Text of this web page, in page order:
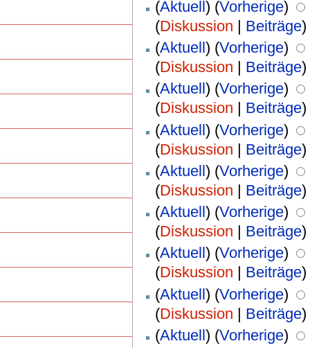
(Aktuell) (Vorherige)
(Diskussion | Beiträge)
(Aktuell) (Vorherige)
(Diskussion | Beiträge)
(Aktuell) (Vorherige)
(Diskussion Beiträge)
(Aktuell) (Vorherige)
(Diskussion | Beiträge)
(Aktuell) (Vorherige)
(Diskussion | Beiträge)
(Aktuell) (Vorherige)
(Diskussion | Beiträge)
(Aktuell) (Vorherige)
(Diskussion Beiträge)
(Aktuell) (Vorherige)
(Diskussion | Beiträge)
(Aktuell) (Vorherige)